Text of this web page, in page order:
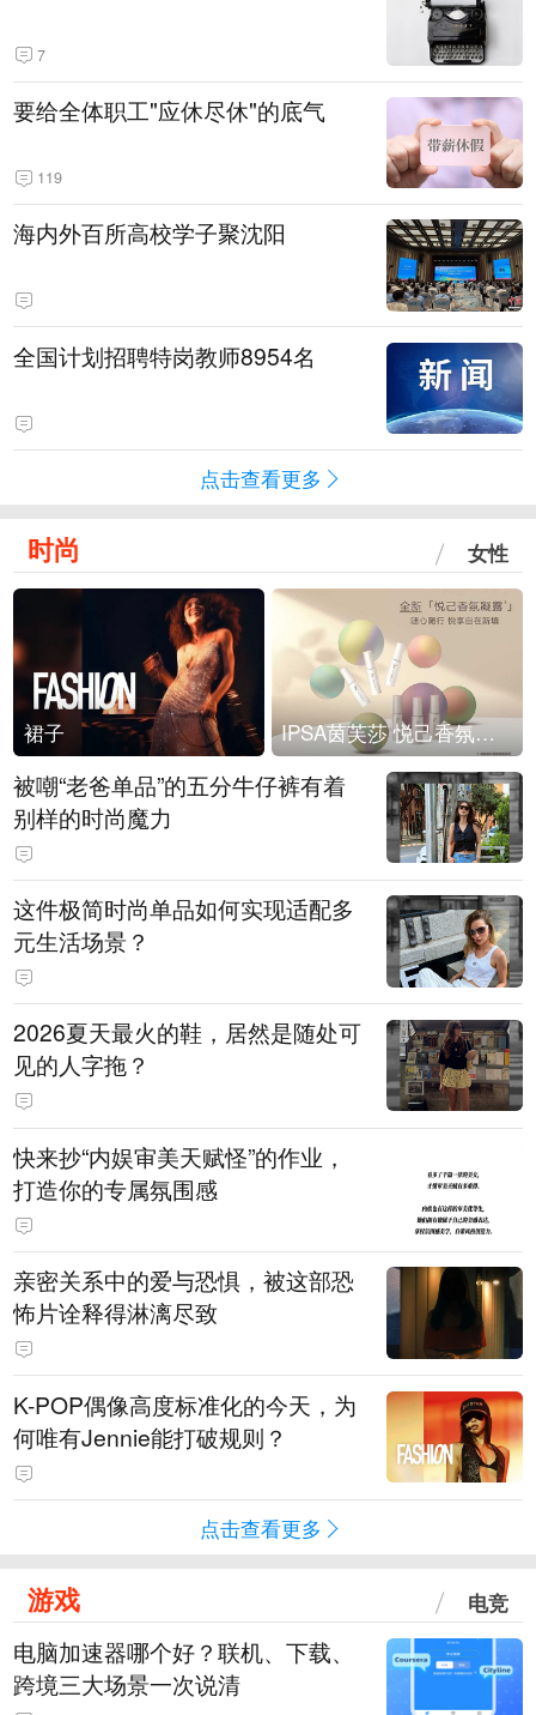
7
要给全体职工"应休尽休"的底气
119
海内外百所高校学子聚沈阳
全国计划招聘特岗教师8954名
点击查看更多
时尚 女性
裙子 IPSA茵芙莎 悦己香氛凝露上市
被嘲“老爸单品”的五分牛仔裤有着
别样的时尚魔力
这件极简时尚单品如何实现适配多
元生活场景？
2026夏天最火的鞋，居然是随处可
见的人字拖？
快来抄“内娱审美天赋怪”的作业，
打造你的专属氛围感
亲密关系中的爱与恐惧，被这部恐
怖片诠释得淋漓尽致
K-POP偶像高度标准化的今天，为
何唯有Jennie能打破规则？
点击查看更多
游戏 电竞
电脑加速器哪个好？联机、下载、
跨境三大场景一次说清